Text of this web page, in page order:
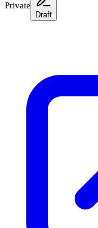
Private
Draft